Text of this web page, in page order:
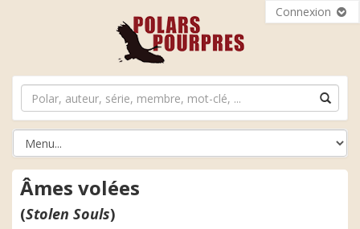
Connexion
Âmes volées
(Stolen Souls)